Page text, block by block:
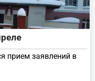
прием заявлений в